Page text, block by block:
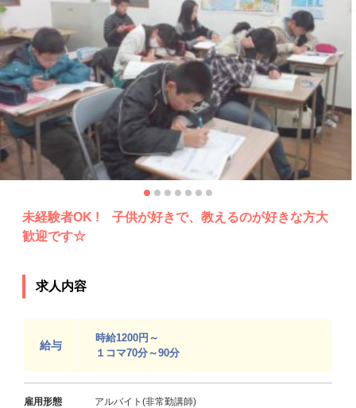
未経験者OK ! 子供が好きで、教えるのが好きな方大
歓迎です☆
求人内容
給与
時給1200円～
１コマ70分～90分
雇用形態 アルバイト(非常勤講師)